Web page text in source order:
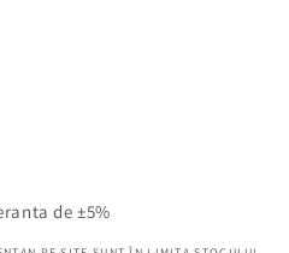
de ±5%